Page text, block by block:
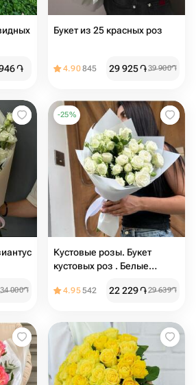
֏
Букет из 25 красных роз
4.90845 29 925֏39 900֏
лизиантус
34 000֏
-25%
Кустовые розы. Букет
кустовых роз . Белые
4.95542 22 229֏29 639֏